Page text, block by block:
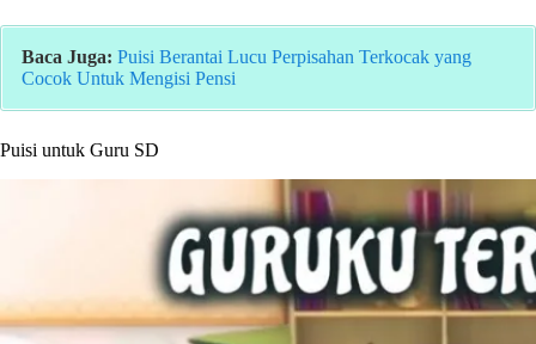
Baca Juga: Puisi Berantai Lucu Perpisahan Terkocak yang
Cocok Untuk Mengisi Pensi
Puisi untuk Guru SD